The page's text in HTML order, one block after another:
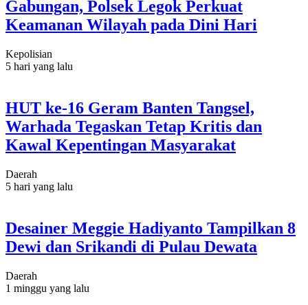
Gabungan, Polsek Legok Perkuat
Keamanan Wilayah pada Dini Hari
Kepolisian
5 hari yang lalu
HUT ke-16 Geram Banten Tangsel,
Warhada Tegaskan Tetap Kritis dan
Kawal Kepentingan Masyarakat
Daerah
5 hari yang lalu
Desainer Meggie Hadiyanto Tampilkan 8
Dewi dan Srikandi di Pulau Dewata
Daerah
1 minggu yang lalu